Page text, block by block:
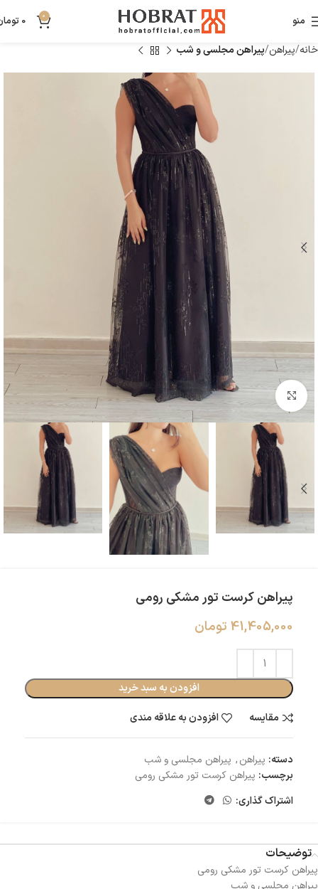
منو 0
0
خانه پیراهن پیراهن مجلسی و شب
بزرگنمایی تصویر
پیراهن کرست تور مشکی رومی
41,405,000 تومان
افزودن به سبد خرید
مقایسه
افزودن به علاقه مندی
دسته: پیراهن, پیراهن مجلسی و شب
برچسب: پیراهن کرست تور مشکی رومی
اشتراک گذاری:
توضیحات
پیراهن کرست تور مشکی رومی
پیراهن مجلسی و شب